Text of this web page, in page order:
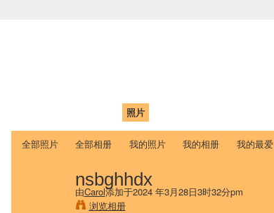
照片
全部照片 全部相册 我的照片 我的相册 我的最爱
nsbghhdx
由Carol添加于2024 年3月28日3时32分pm
浏览相册